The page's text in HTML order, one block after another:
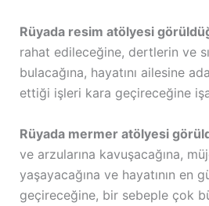
Rüyada resim atölyesi
rahat edileceğine, dertlerin ve
bulacağına, hayatını ailesine
ettiği işleri kara geçireceğine
Rüyada mermer atölyesi
ve arzularına kavuşacağına,
yaşayacağına ve hayatının en
geçireceğine, bir sebeple çok